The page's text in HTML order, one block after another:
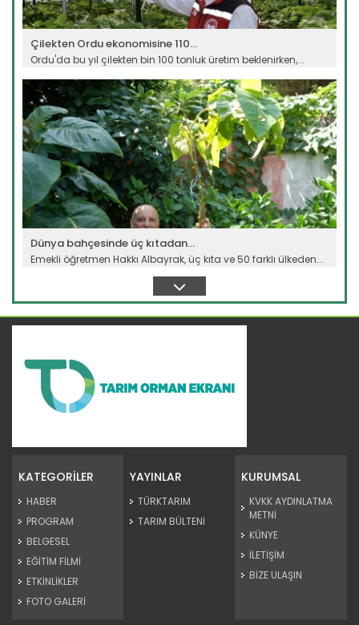
Çilekten Ordu ekonomisine 110...
Ordu'da bu yıl çilekten bin 100 tonluk üretim beklenirken,...
Devamını Oku ->
Dünya bahçesinde üç kıtadan...
Emekli öğretmen Hakkı Albayrak, üç kıta ve 50 farklı ülkeden...
verimli...
KATEGORİLER
HABER
PROGRAM
BELGESEL
EĞİTİM FİLMİ
ETKİNLİKLER
FOTO GALERİ
YAYINLAR
TÜRKTARIM
TARIM BÜLTENİ
KURUMSAL
KVKK AYDINLATMA
METNİ
KÜNYE
İLETİŞİM
BİZE ULAŞIN